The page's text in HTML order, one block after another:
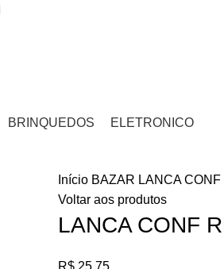
BRINQUEDOS ELETRONICO
Início BAZAR LANCA
Voltar aos produtos
LANCA CONF
R$ 25,75